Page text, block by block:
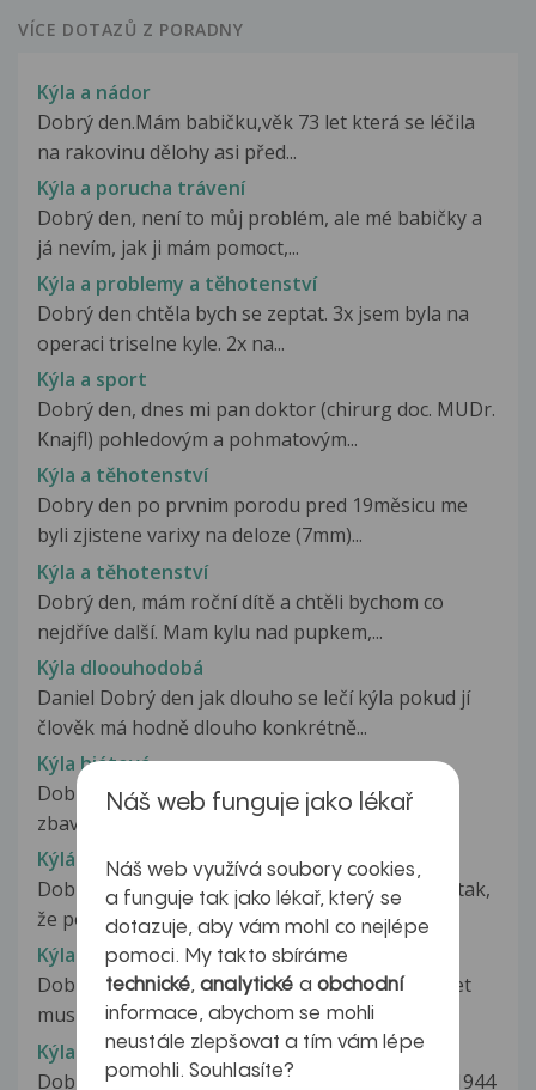
VÍCE DOTAZŮ Z PORADNY
Kýla a nádor
Dobrý den.Mám babičku,věk 73 let která se léčila
na rakovinu dělohy asi před...
Kýla a porucha trávení
Dobrý den, není to můj problém, ale mé babičky a
já nevím, jak ji mám pomoct,...
Kýla a problemy a těhotenství
Dobrý den chtěla bych se zeptat. 3x jsem byla na
operaci triselne kyle. 2x na...
Kýla a sport
Dobrý den, dnes mi pan doktor (chirurg doc. MUDr.
Knajfl) pohledovým a pohmatovým...
Kýla a těhotenství
Dobry den po prvnim porodu pred 19měsicu me
byli zjistene varixy na deloze (7mm)...
Kýla a těhotenství
Dobrý den, mám roční dítě a chtěli bychom co
nejdříve další. Mam kylu nad pupkem,...
Kýla dloouhodobá
Daniel Dobrý den jak dlouho se lečí kýla pokud jí
člověk má hodně dlouho konkrétně...
Kýla hiátová
Dobrý den. Ráda bych znala názor na možnost
zbavení se nepříjemných příznaků...
Kýlá hiátová
Dobrý den, k zaslané příloze. Znamená to tedy tak,
že pokud se u Gastroskopie...
Kýla jícnu
Dobrý den má mamka má kýlu na jícnu je jí 64 let
musí na operaci do Prahy mám...
Kýla na břiše
Dobrý den -mám dotaz ohledně mé matky nar.1944
Náš web funguje jako lékař
Náš web využívá soubory cookies,
a funguje tak jako lékař, který se
dotazuje, aby vám mohl co nejlépe
pomoci. My takto sbíráme
technické,analytické a obchodní
informace, abychom se mohli
neustále zlepšovat a tím vám lépe
pomohli. Souhlasíte?